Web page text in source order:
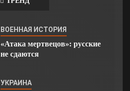
ВОЕННАЯ ИСТОРИЯ
«Атака мертвецов»: русские
не сдаются
УКРАИНА